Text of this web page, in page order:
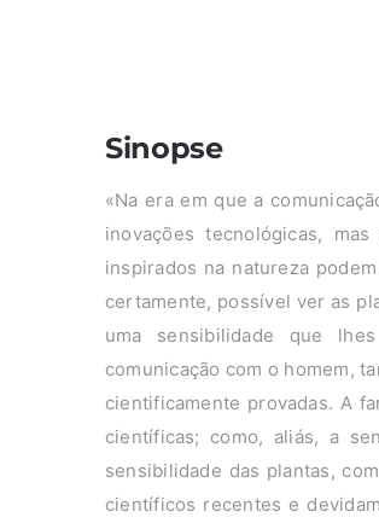
Sinopse
«Na era em que a
inovações tecnológicas,
inspirados na natureza
certamente, possível ver as
uma sensibilidade que
comunicação com o homem,
cientificamente provadas. A
científicas; como, aliás, a
sensibilidade das plantas,
científicos recentes e